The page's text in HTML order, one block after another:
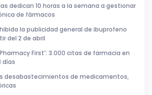
dedican 10 horas a la semana a gestionar
de fármacos
la publicidad general de ibuprofeno
del 2 de abril
First’: 3.000 citas de farmacia en
días
desabastecimientos de medicamentos,